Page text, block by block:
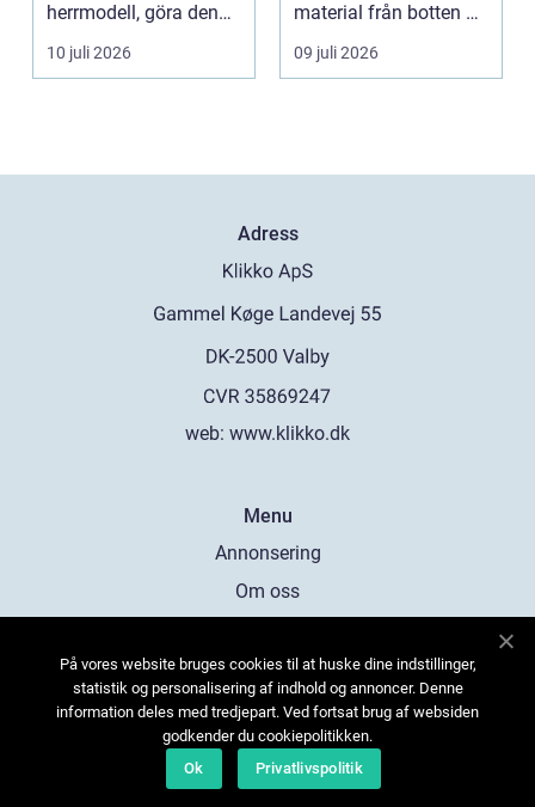
herrmodell, göra den
mindre oc...
10 juli 2026
material från botten av
en...
09 juli 2026
Adress
web: www.klikko.dk
Menu
Annonsering
Om oss
Kontakta oss
Sitemap
På vores website bruges cookies til at huske dine indstillinger,
statistik og personalisering af indhold og annoncer. Denne
information deles med tredjepart. Ved fortsat brug af websiden
godkender du cookiepolitikken.
Ok
Privatlivspolitik